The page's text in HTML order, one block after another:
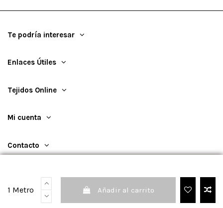
1 Metro Añadir al carrito
Te podría interesar
Enlaces Útiles
Tejidos Online
Mi cuenta
Contacto
©2026TejidosOnline